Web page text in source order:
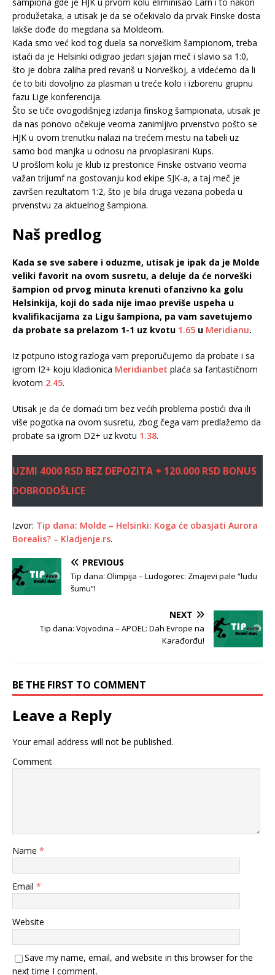
produžetaka, a utisak je da se očekivalo da prvak Finske dosta
lakše dođe do megdana sa Moldeom.
Kada smo već kod tog duela sa norveškim šampionom, treba
istaći da je Helsinki odigrao jedan sjajan meč i slavio sa 1:0,
što je dobra zaliha pred revanš u Norveškoj, a videćemo da li
će to biti dovoljno za plasman u treće kolo i izborenu grupnu
fazu Lige konferencija.
Što se tiče ovogodišnjeg izdanja finskog šampionata, utisak je
da nas ponovo očekuje veoma zanimljivo prvenstvo pošto se
HJK u ovom trenutku nalazi na trećem mestu na tabeli uz
samo bod manjka u odnosu na prvoplasirani Kups.
U prošlom kolu je klub iz prestonice Finske ostvario veoma
važan trijumf na gostovanju kod ekipe SJK-a, a taj meč je
završen rezultatom 1:2, što je bila druga vezana pobeda u
prvenstvu za aktuelnog šampiona.
Naš predlog
Kada se sve sabere i oduzme, utisak je ipak da je Molde
veliki favorit na ovom susretu, a deluje da će norveški
šampion od prvog minuta krenuti ofanzivno ka golu
Helsinkija, koji do sada nije imao previše uspeha u
kvalifikacijama za Ligu šampiona, pa vam savetujemo
da probate sa prelazom 1-1 uz kvotu 1.65 u Meridianu.
Iz potpuno istog razloga vam preporučujemo da probate i sa
igrom I2+ koju kladionica Meridianbet plaća sa fantastičnom
kvotom 2.45.
Utisak je da će domaći tim bez većih problema postići dva ili
više pogotka na ovom susretu, zbog čega vam predlažemo da
probate sa igrom D2+ uz kvotu 1.38.
UZMI 4000 RSD BEZ DEPOZITA + 120.000 RSD BONUS
DOBRODOŠLICE
Izvor: Tip dana: Molde – Helsinki: Koga će obasjati Aurora
Borealis? – Kladjenje.rs.
PREVIOUS
Tip dana: Olimpija – Ludogorec: Zmajevi pale “ludu
šumu”!
NEXT
Tip dana: Vojvodina – APOEL: Dah Evrope na
Karađorđu!
BE THE FIRST TO COMMENT
Leave a Reply
Your email address will not be published.
Comment
Name *
Email *
Website
Save my name, email, and website in this browser for the
next time I comment.